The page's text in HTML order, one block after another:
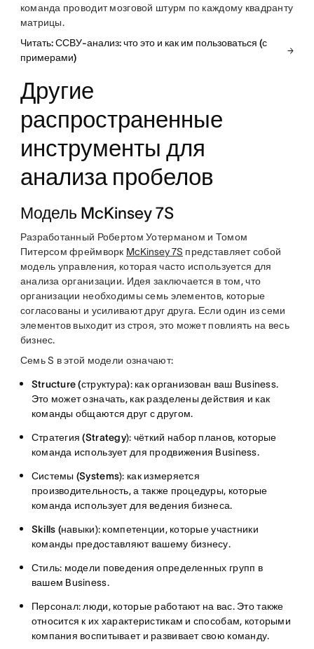
команда проводит мозговой штурм по каждому квадранту
матрицы.
Читать: ССВУ-анализ: что это и как им пользоваться (с
примерами)
Другие
распространенные
инструменты для
анализа пробелов
Модель McKinsey 7S
Разработанный Робертом Уотерманом и Томом
Питерсом фреймворк McKinsey 7S представляет собой
модель управления, которая часто используется для
анализа организации. Идея заключается в том, что
организации необходимы семь элементов, которые
согласованы и усиливают друг друга. Если один из семи
элементов выходит из строя, это может повлиять на весь
бизнес.
Семь S в этой модели означают:
Structure (структура): как организован ваш Business.
Это может означать, как разделены действия и как
команды общаются друг с другом.
Стратегия (Strategy): чёткий набор планов, которые
команда использует для продвижения Business.
Системы (Systems): как измеряется
производительность, а также процедуры, которые
команда использует для ведения бизнеса.
Skills (навыки): компетенции, которые участники
команды предоставляют вашему бизнесу.
Стиль: модели поведения определенных групп в
вашем Business.
Персонал: люди, которые работают на вас. Это также
относится к их характеристикам и способам, которыми
компания воспитывает и развивает свою команду.